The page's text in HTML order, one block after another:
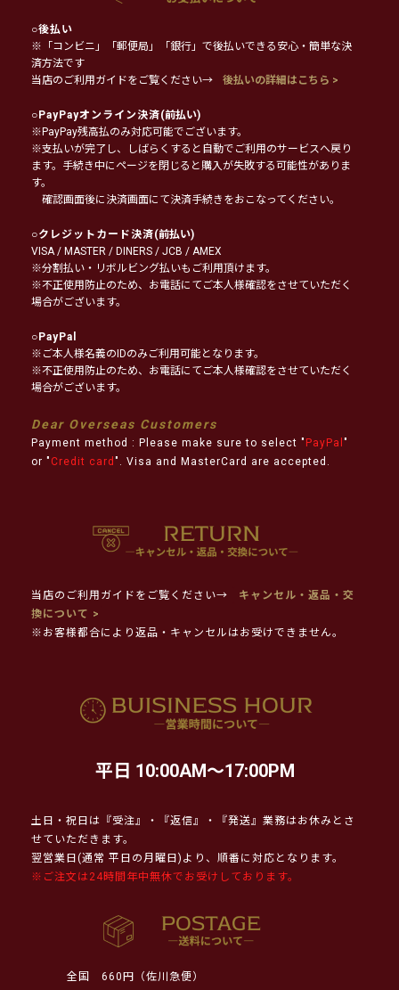
○後払い
※「コンビニ」「郵便局」「銀行」で後払いできる安心・簡単な決
済方法です
当店のご利用ガイドをご覧ください→
後払いの詳細はこちら >
○PayPayオンライン決済(前払い)
※PayPay残高払のみ対応可能でございます。
※支払いが完了し、しばらくすると自動でご利用のサービスへ戻り
ます。手続き中にページを閉じると購入が失敗する可能性がありま
す。
確認画面後に決済画面にて決済手続きをおこなってください。
○クレジットカード決済(前払い)
VISA / MASTER / DINERS / JCB / AMEX
※分割払い・リボルビング払いもご利用頂けます。
※不正使用防止のため、お電話にてご本人様確認をさせていただく
場合がございます。
○PayPal
※ご本人様名義のIDのみご利用可能となります。
※不正使用防止のため、お電話にてご本人様確認をさせていただく
場合がございます。
Dear Overseas Customers
Payment method : Please make sure to select " PayPal "
or " Credit card ". Visa and MasterCard are accepted.
当店のご利用ガイドをご覧ください→
キャンセル・返品・交
換について >
※お客様都合により返品・キャンセルはお受けできません。
平日 10:00AM～17:00PM
土日・祝日は『受注』・『返信』・『発送』業務はお休みとさ
せていただきます。
翌営業日(通常 平日の月曜日)より、順番に対応となります。
※ご注文は24時間年中無休でお受けしております。
全国
660円（佐川急便）